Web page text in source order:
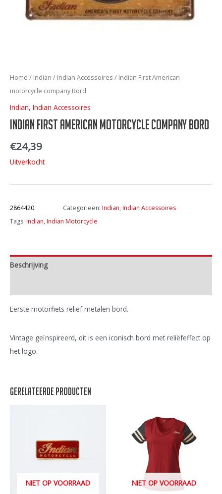
Home / Indian / Indian Accessoires / Indian First American
motorcycle company Bord
Indian, Indian Accessoires
Indian First American motorcycle company Bord
€24,39
Uitverkocht
2864420
Categorieën: Indian,Indian Accessoires
Tags: indian,Indian Motorcycle
Beschrijving
Eerste motorfiets reliëf metalen bord.
Vintage geïnspireerd, dit is een iconisch bord met reliëfeffect op
het logo.
Gerelateerde producten
NIET OP VOORRAAD NIET OP VOORRAAD